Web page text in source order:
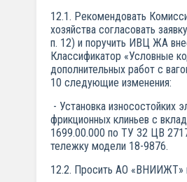
12.1. Рекомендовать
хозяйства согласовать
п. 12) и поручить ИВЦ ЖА
Классификатор «Условные
дополнительных работ с
10 следующие изменения:
- Установка износостойких
фрикционных клиньев с
1699.00.000 по ТУ 32 ЦВ
тележку модели 18-9876.
12.2. Просить АО